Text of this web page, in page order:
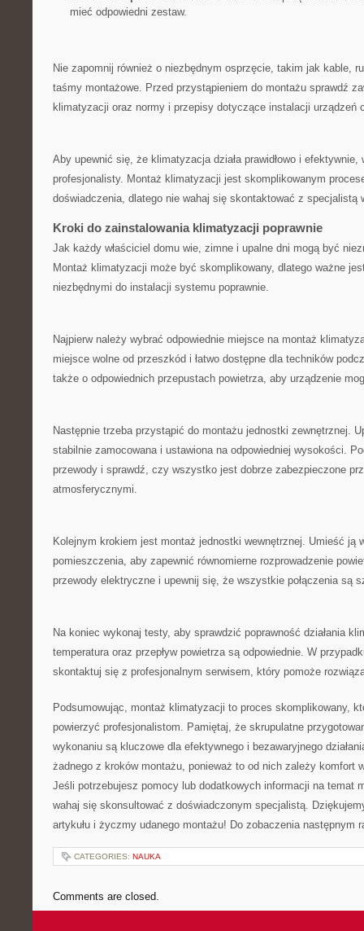
mieć odpowiedni zestaw.
Nie zapomnij również o niezbędnym osprzęcie, takim jak ⁤kable,
taśmy montażowe. Przed przystąpieniem do montażu sprawdź‍
klimatyzacji oraz normy i przepisy dotyczące instalacji urządzeń
Aby upewnić ⁤się, że klimatyzacja działa prawidłowo i efektywnie,
profesjonalisty. Montaż klimatyzacji⁣ jest skomplikowanym
doświadczenia, dlatego nie wahaj się skontaktować z specjalistą⁤
Kroki do zainstalowania klimatyzacji poprawnie
Jak każdy właściciel ⁣domu wie, zimne i upalne dni mogą być
Montaż klimatyzacji może być skomplikowany, dlatego ważne
niezbędnymi do instalacji systemu poprawnie.
Najpierw należy wybrać⁤ odpowiednie miejsce ​na montaż
miejsce​ wolne od przeszkód i łatwo ⁣dostępne dla techników
także o odpowiednich przepustach powietrza, aby‌ urządzenie
Następnie trzeba przystąpić do montażu ‍jednostki zewnętrznej.
stabilnie zamocowana i ustawiona na odpowiedniej wysokości.
przewody i sprawdź, czy wszystko jest dobrze zabezpieczone
atmosferycznymi.
Kolejnym krokiem jest montaż jednostki wewnętrznej. Umieść ją
pomieszczenia, aby ‍zapewnić równomierne⁤ rozprowadzenie
przewody elektryczne ‌i upewnij się, że wszystkie‍ połączenia są
Na koniec wykonaj ⁣testy, aby sprawdzić poprawność działania
temperatura oraz przepływ ⁢powietrza są odpowiednie. W
skontaktuj⁣ się z profesjonalnym serwisem, który pomoże
Podsumowując, montaż klimatyzacji to proces skomplikowany,⁢
powierzyć profesjonalistom. Pamiętaj, że skrupulatne
wykonaniu są kluczowe dla efektywnego i bezawaryjnego
żadnego z ⁤kroków montażu, ponieważ to od ⁤nich zależy komfort
Jeśli⁤ potrzebujesz pomocy lub ‍dodatkowych informacji na temat
wahaj się skonsultować⁣ z doświadczonym specjalistą.
artykułu ⁢i życzmy udanego montażu! Do zobaczenia następnym
CATEGORIES: NAUKA
Comments are closed.